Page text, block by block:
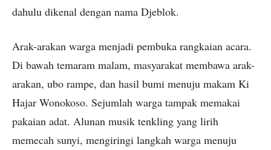
dahulu dikenal dengan nama Djeblok.
Arak-arakan warga menjadi pembuka rangkaian acara.
Di bawah temaram malam, masyarakat membawa arak-
arakan, ubo rampe, dan hasil bumi menuju makam Ki
Hajar Wonokoso. Sejumlah warga tampak memakai
pakaian adat. Alunan musik tenkling yang lirih
memecah sunyi, mengiringi langkah warga menuju